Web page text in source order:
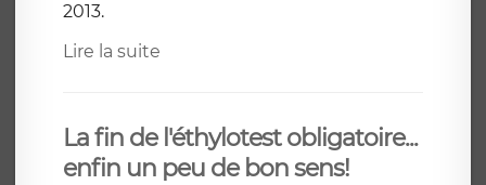
2013.
Lire la suite
La fin de l'éthylotest obligatoire...
enfin un peu de bon sens!